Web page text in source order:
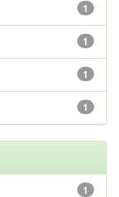
1
1
1
1
1